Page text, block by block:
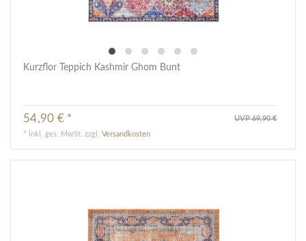
Kurzflor Teppich Kashmir Ghom Bunt
UVP 69,90 €
54,90 € *
* inkl. ges. MwSt. zzgl.Versandkosten